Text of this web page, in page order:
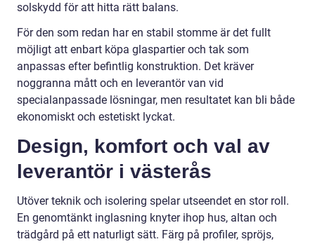
solskydd för att hitta rätt balans.
För den som redan har en stabil stomme är det fullt
möjligt att enbart köpa glaspartier och tak som
anpassas efter befintlig konstruktion. Det kräver
noggranna mått och en leverantör van vid
specialanpassade lösningar, men resultatet kan bli både
ekonomiskt och estetiskt lyckat.
Design, komfort och val av
leverantör i västerås
Utöver teknik och isolering spelar utseendet en stor roll.
En genomtänkt inglasning knyter ihop hus, altan och
trädgård på ett naturligt sätt. Färg på profiler, spröjs,